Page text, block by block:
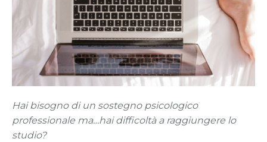
Hai bisogno di un sostegno psicologico
professionale ma…hai difficoltà a raggiungere lo
studio?